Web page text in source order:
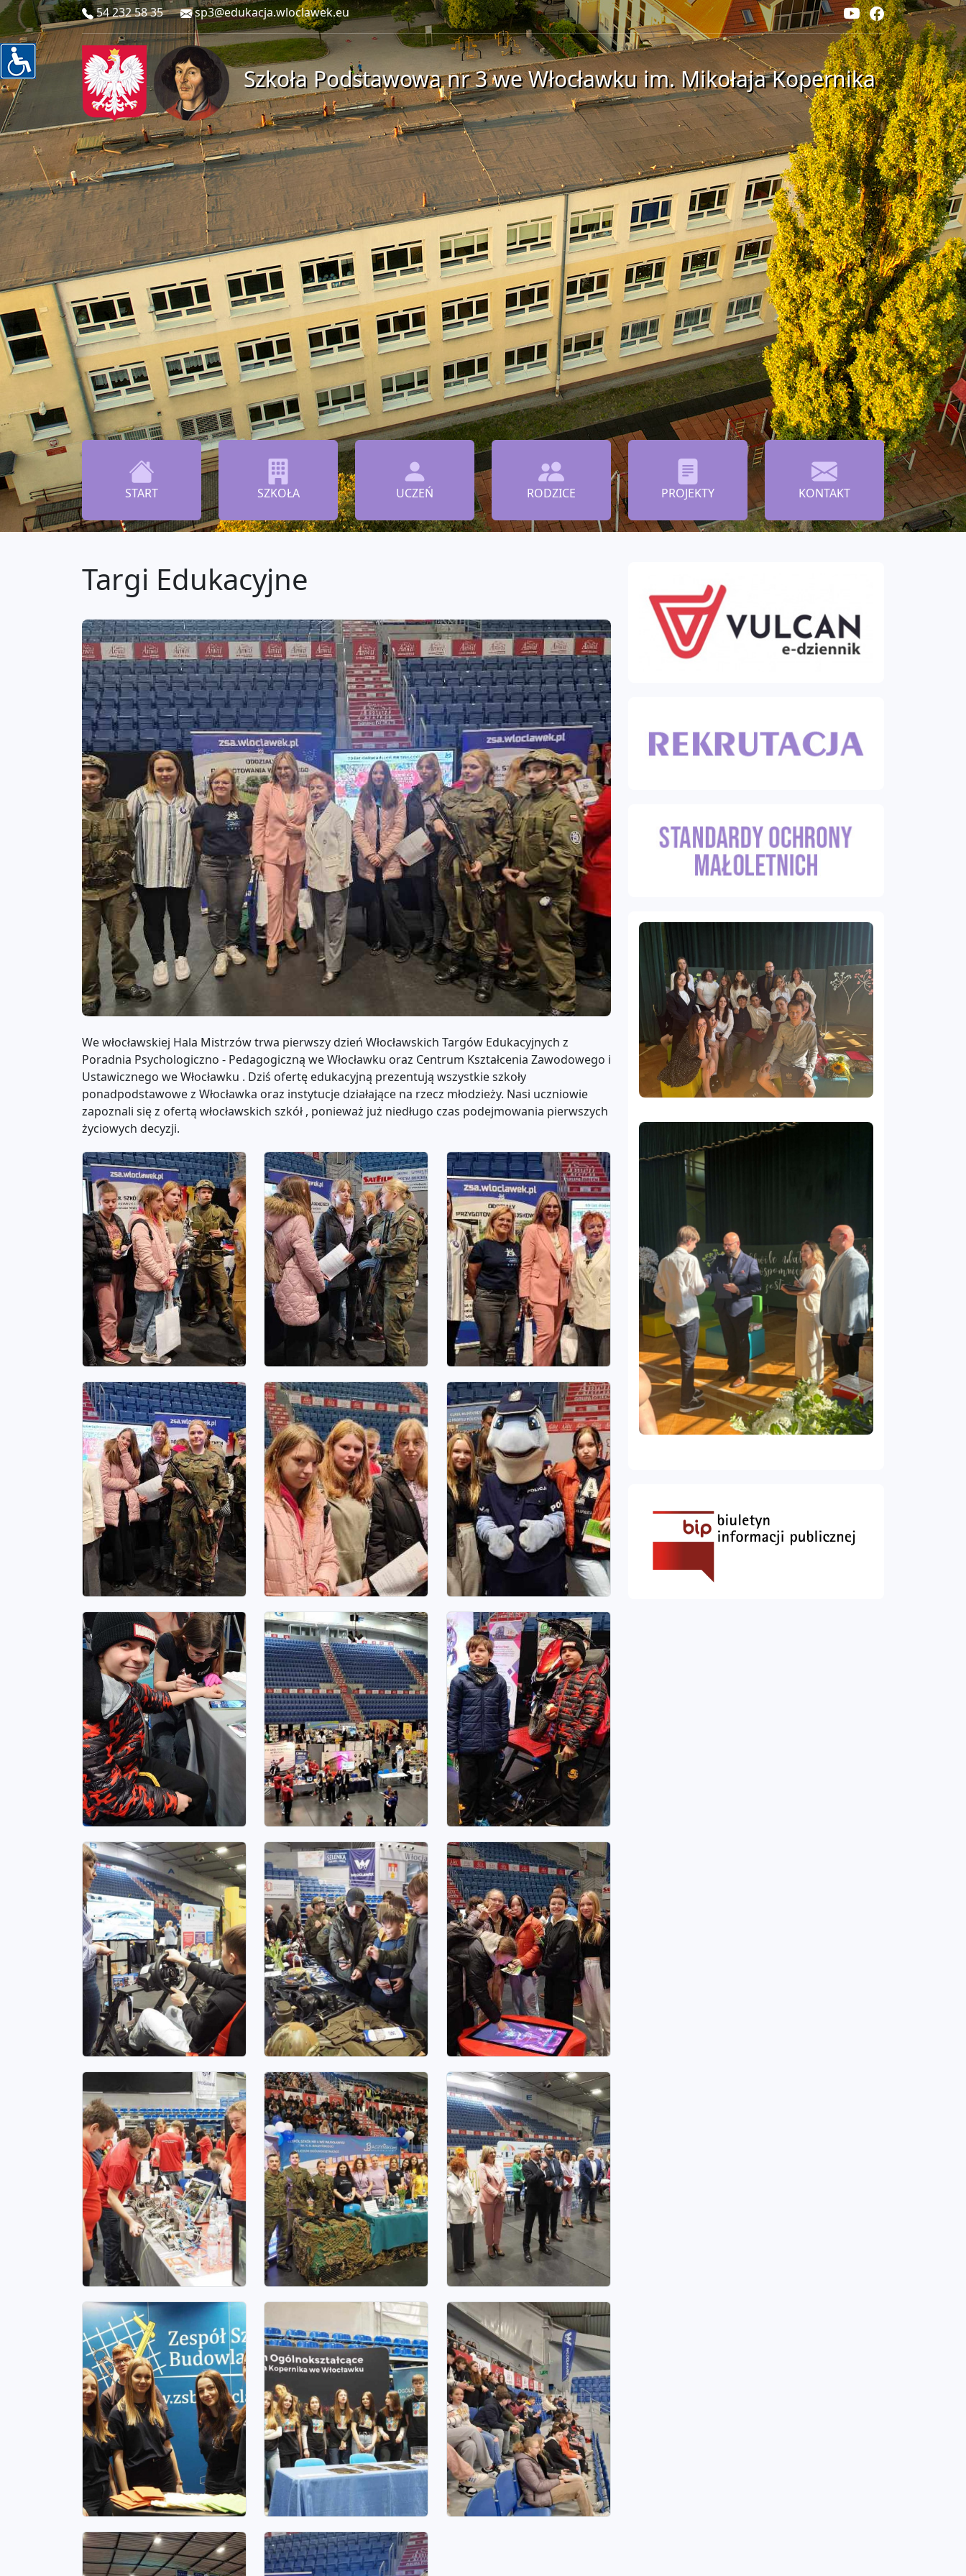
54 232 58 35 sp3@edukacja.wloclawek.eu
Szkoła Podstawowa nr 3 we Włocławku im. Mikołaja Kopernika
START SZKOŁA UCZEŃ RODZICE PROJEKTY KONTAKT
Targi Edukacyjne
We włocławskiej Hala Mistrzów trwa pierwszy dzień Włocławskich Targów Edukacyjnych z
Poradnia Psychologiczno - Pedagogiczną we Włocławku oraz Centrum Kształcenia Zawodowego i
Ustawicznego we Włocławku . Dziś ofertę edukacyjną prezentują wszystkie szkoły
ponadpodstawowe z Włocławka oraz instytucje działające na rzecz młodzieży. Nasi uczniowie
zapoznali się z ofertą włocławskich szkół , ponieważ już niedługo czas podejmowania pierwszych
życiowych decyzji.